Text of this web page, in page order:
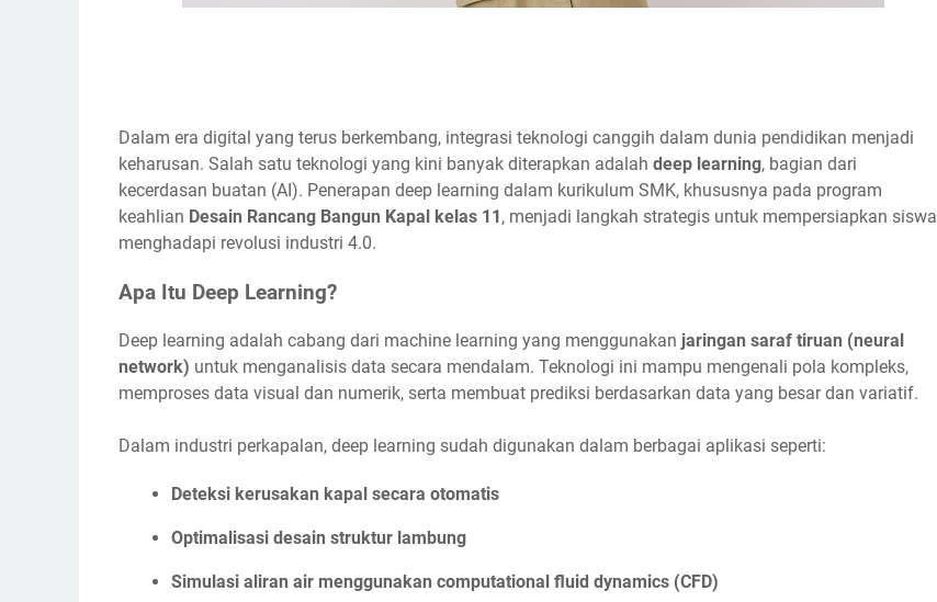
Dalam era digital yang terus berkembang, integrasi teknologi canggih dalam dunia pendidikan menjadi
keharusan. Salah satu teknologi yang kini banyak diterapkan adalah deep learning, bagian dari
kecerdasan buatan (AI). Penerapan deep learning dalam kurikulum SMK, khususnya pada program
keahlian Desain Rancang Bangun Kapal kelas 11, menjadi langkah strategis untuk mempersiapkan siswa
menghadapi revolusi industri 4.0.
Apa Itu Deep Learning?
Deep learning adalah cabang dari machine learning yang menggunakan jaringan saraf tiruan (neural
network) untuk menganalisis data secara mendalam. Teknologi ini mampu mengenali pola kompleks,
memproses data visual dan numerik, serta membuat prediksi berdasarkan data yang besar dan variatif.
Dalam industri perkapalan, deep learning sudah digunakan dalam berbagai aplikasi seperti:
Deteksi kerusakan kapal secara otomatis
Optimalisasi desain struktur lambung
Simulasi aliran air menggunakan computational fluid dynamics (CFD)